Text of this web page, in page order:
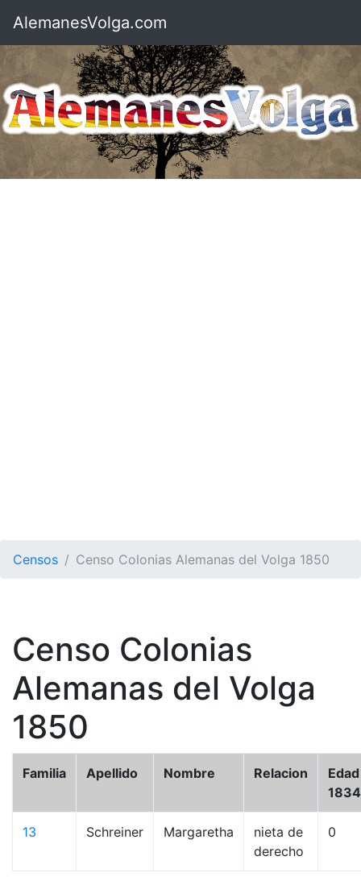
AlemanesVolga.com
Censos Censo Colonias Alemanas del Volga 1850
Censo Colonias
Alemanas del Volga
1850
Familia Apellido Nombre Relacion
Edad
1834
13 Schreiner Margaretha
nieta de
derecho
0